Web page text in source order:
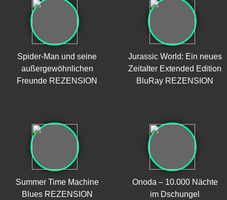
Spider-Man und seine
außergewöhnlichen
Freunde REZENSION
Jurassic World: Ein neues
Zeitalter Extended Edition
BluRay REZENSION
Summer Time Machine
Blues REZENSION
Onoda – 10.000 Nächte
im Dschungel